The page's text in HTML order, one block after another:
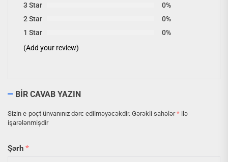
3 Star
0%
2 Star
0%
1 Star
0%
(Add your review)
BIR CAVAB YAZIN
Sizin e-poçt ünvanınız dərc edilməyəcəkdir. Gərəkli sahələr* ilə
işarələnmişdir
Şərh *